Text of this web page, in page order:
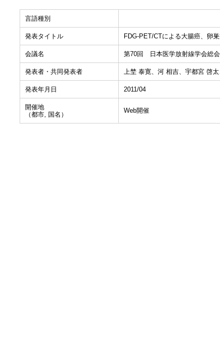
言語種別
発表タイトル FDG-PET/CTによる大腸癌、卵
会議名 第70回 日本医学放射線学会総会
発表者・共同発表者 上埜 泰寛、河 相吉、宇都宮 啓
発表年月日 2011/04
開催地
（都市, 国名）
Web開催